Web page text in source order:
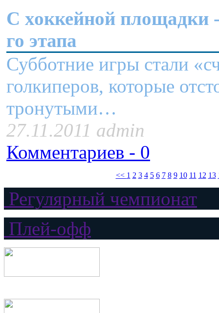
C хоккейной площадки
го этапа
Субботние игры стали
голкиперов, которые
тронутыми…
27.11.2011 admin
Комментариев - 0
<< 1 2 3 4 5 6 7 8 9 10 11 12 13
Регулярный чемпионат
Плей-офф